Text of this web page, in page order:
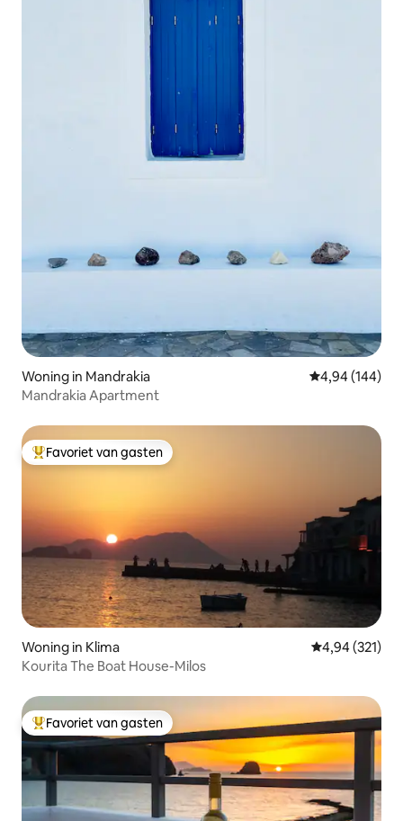
Woning in Mandrakia Gemiddelde
4,94 (144)
Mandrakia Apartment
Topfavoriet van gasten
Favoriet van gasten
Woning in Klima Gemiddelde
4,94 (321)
Kourita The Boat House-Milos
Topfavoriet van gasten
Favoriet van gasten